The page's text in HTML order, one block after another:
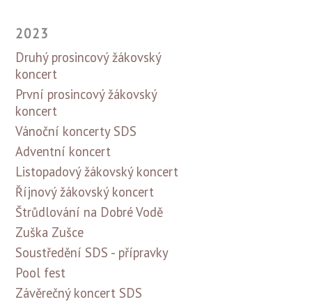
2023
Druhý prosincový žákovský
koncert
První prosincový žákovský
koncert
Vánoční koncerty SDS
Adventní koncert
Listopadový žákovský koncert
Říjnový žákovský koncert
Štrůdlování na Dobré Vodě
Zuška Zušce
Soustředění SDS - přípravky
Pool fest
Závěrečný koncert SDS